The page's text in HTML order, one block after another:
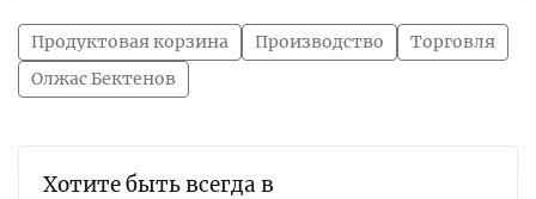
Продуктовая корзина Производство
Торговля
Олжас Бектенов
Хотите быть всегда в